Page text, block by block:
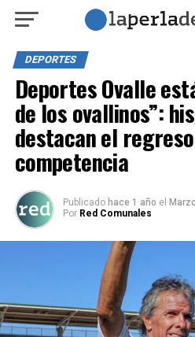
DEPORTES
Deportes Ovalle
de los ovallinos”:
destacan el
competencia
Publicado hace 1 año el
Por Red Comunales